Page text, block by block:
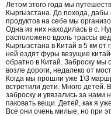
Летом этого года мы
Кыргызстана. До похода, дабы
продуктов на себе мы
Одна из них находилась в с.
расположено вдоль трассы
Кыргызстана в Китай в 5 км
ней ездят фуры везущие
обратно в Китай. Заброску мы
возле дороги, недалеко от
Когда мы прошли уже 1\3
встретили дети. Много детей.
заброску и увязались за нами
паковать вещи. Детей, как я
Все они очень милые, но при